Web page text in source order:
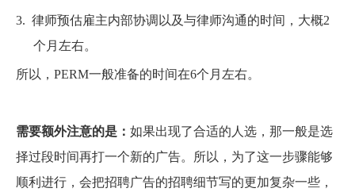
3. 律师预估雇主内部协调以及与律师沟通的时间，大概2
个月左右。
所以，PERM一般准备的时间在6个月左右。
需要额外注意的是： 如果出现了合适的人选，那一般是选
择过段时间再打一个新的广告。所以，为了这一步骤能够
顺利进行，会把招聘广告的招聘细节写的更加复杂一些，